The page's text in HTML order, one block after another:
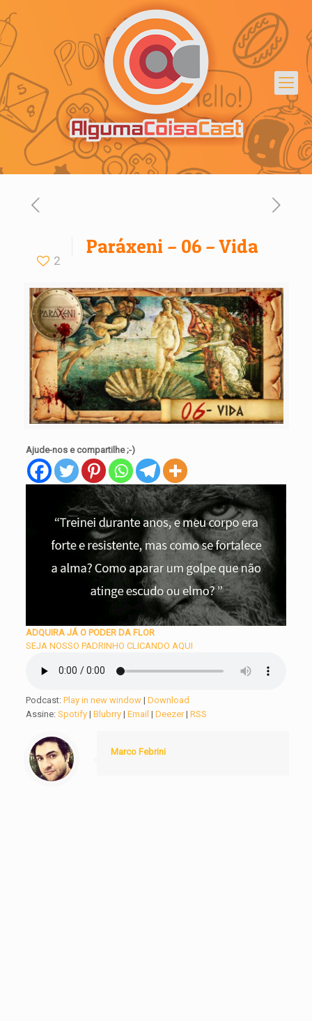
2
Paráxeni – 06 – Vida
Ajude-nos e compartilhe ;-)
ADQUIRA JÁ O PODER DA FLOR
SEJA NOSSO PADRINHO CLICANDO AQUI
Podcast:Play in new window |Download
Assine:Spotify |Blubrry |Email |Deezer|RSS
Marco Febrini